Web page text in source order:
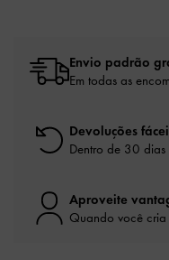
Envio padrão
Em todas as
Devoluções
Dentro de 30
Aproveite
Quando você cria